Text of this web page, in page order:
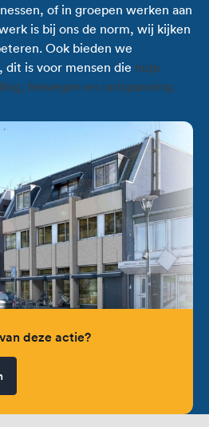
of in groepen werken aan
is bij ons de norm, wij kijken
Ook bieden we
dit is voor mensen die hulp
bewegen en ontspanning.
deze actie?